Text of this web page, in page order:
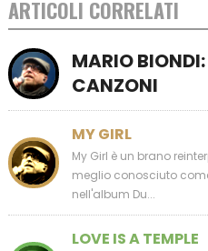
ARTICOLI CORRELATI
MARIO BIONDI:
CANZONI
MY GIRL
My Girl è un brano
meglio conosciuto
nell'album Du...
LOVE IS A TEMPLE